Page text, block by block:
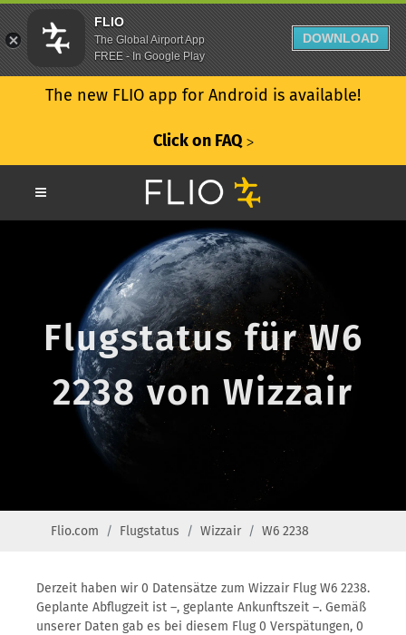
The new FLIO app for Android is available!
Click on FAQ ᐳ
Flugstatus für W6
2238 von Wizzair
Flio.com Flugstatus Wizzair W6 2238
Derzeit haben wir 0 Datensätze zum Wizzair Flug W6 2238.
Geplante Abflugzeit ist –, geplante Ankunftszeit –. Gemäß
unserer Daten gab es bei diesem Flug 0 Verspätungen, 0
FLIO
The Global Airport App
FREE - In Google Play
DOWNLOAD